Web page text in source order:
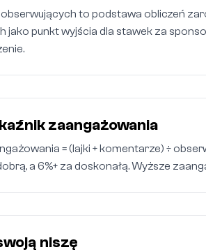
to podstawa obliczeń
jako punkt wyjścia dla stawek za
zaangażowania
= (lajki + komentarze) ÷
a 6%+ za doskonałą. Wyższe
niszę